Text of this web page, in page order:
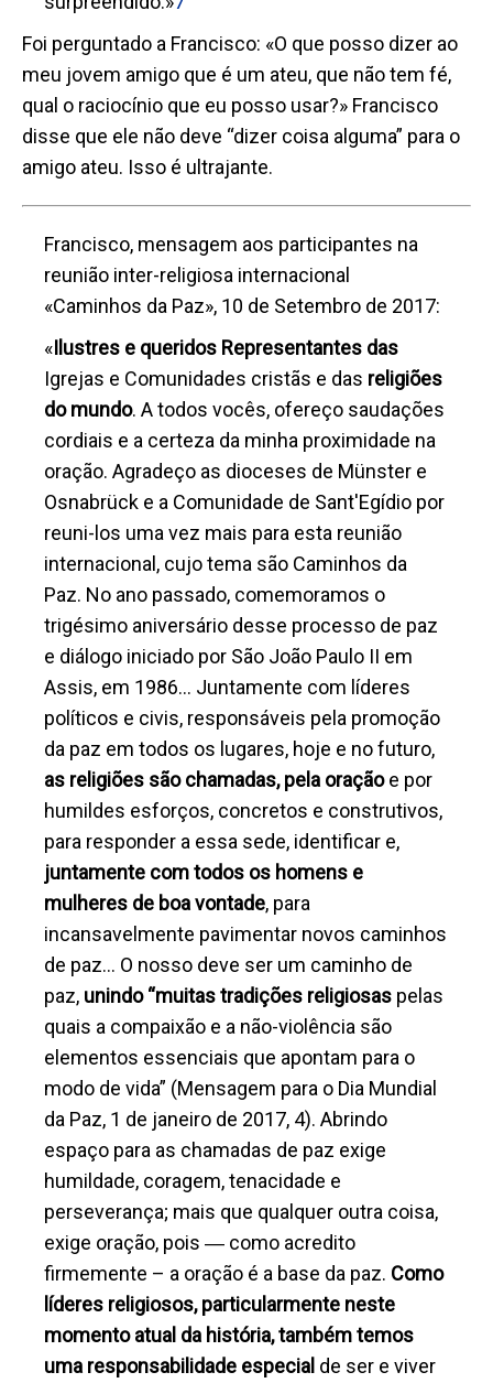
Foi perguntado a Francisco: «O que posso dizer ao
meu jovem amigo que é um ateu, que não tem fé,
qual o raciocínio que eu posso usar?» Francisco
disse que ele não deve “dizer coisa alguma” para o
amigo ateu. Isso é ultrajante.
Francisco, mensagem aos participantes na
reunião inter-religiosa internacional
«Caminhos da Paz», 10 de Setembro de 2017:
«Ilustres e queridos Representantes das
Igrejas e Comunidades cristãs e das religiões
do mundo. A todos vocês, ofereço saudações
cordiais e a certeza da minha proximidade na
oração. Agradeço as dioceses de Münster e
Osnabrück e a Comunidade de Sant'Egídio por
reuni-los uma vez mais para esta reunião
internacional, cujo tema são Caminhos da
Paz. No ano passado, comemoramos o
trigésimo aniversário desse processo de paz
e diálogo iniciado por São João Paulo II em
Assis, em 1986... Juntamente com líderes
políticos e civis, responsáveis pela promoção
da paz em todos os lugares, hoje e no futuro,
as religiões são chamadas, pela oraçãoe por
humildes esforços, concretos e construtivos,
para responder a essa sede, identificar e,
juntamente com todos os homens e
mulheres de boa vontade, para
incansavelmente pavimentar novos caminhos
de paz… O nosso deve ser um caminho de
paz, unindo “muitas tradições religiosas pelas
quais a compaixão e a não-violência são
elementos essenciais que apontam para o
modo de vida” (Mensagem para o Dia Mundial
da Paz, 1 de janeiro de 2017, 4). Abrindo
espaço para as chamadas de paz exige
humildade, coragem, tenacidade e
perseverança; mais que qualquer outra coisa,
exige oração, pois ― como acredito
firmemente – a oração é a base da paz. Como
líderes religiosos, particularmente neste
momento atual da história, também temos
uma responsabilidade especial de ser e viver